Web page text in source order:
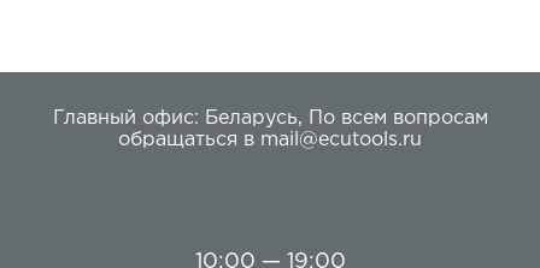
Главный офис: Беларусь,
По всем вопросам
обращаться в mail@ecutools.ru
10:00 — 19:00